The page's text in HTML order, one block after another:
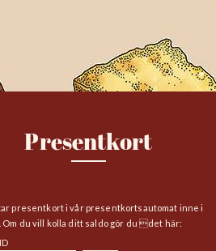
Presentkort
presentkort i vår presentkortsautomat inne i
Om du vill kolla ditt saldo gör du det här: